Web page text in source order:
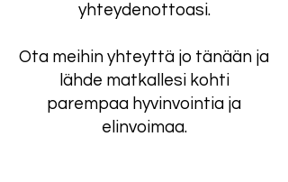
yhteydenottoasi.
Ota meihin yhteyttä jo tänään ja
lähde matkallesi kohti
parempaa hyvinvointia ja
elinvoimaa.